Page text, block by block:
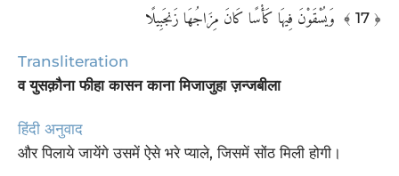
﴾ 17 ﴿
Transliteration
व युसक़ौना फीहा कासन काना मिजाजुहा ज़न्जबीला
हिंदी अनुवाद
और पिलाये जायेंगे उसमें ऐसे भरे प्याले, जिसमें सोंठ मिली होगी।